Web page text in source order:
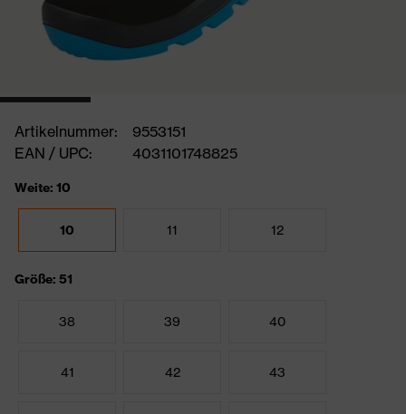
Artikelnummer:
9553151
EAN / UPC:
4031101748825
Weite: 10
10 11 12
Größe: 51
38 39 40
41 42 43